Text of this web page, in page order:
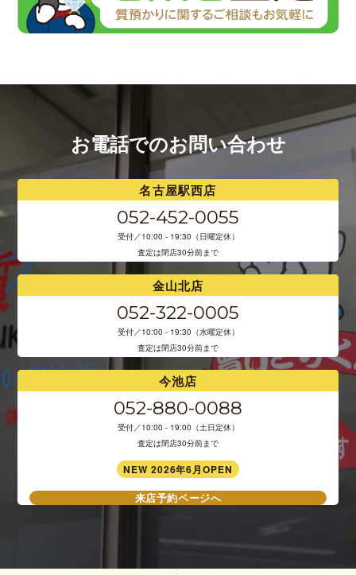
お電話でのお問い合わせ
名古屋駅西店
052-452-0055
受付／10:00 - 19:30（日曜定休）
査定は閉店30分前まで
金山北店
052-322-0005
受付／10:00 - 19:30（水曜定休）
査定は閉店30分前まで
今池店
052-880-0088
受付／10:00 - 19:00（土日定休）
査定は閉店30分前まで
NEW 2026年6月OPEN
来店予約ページへ